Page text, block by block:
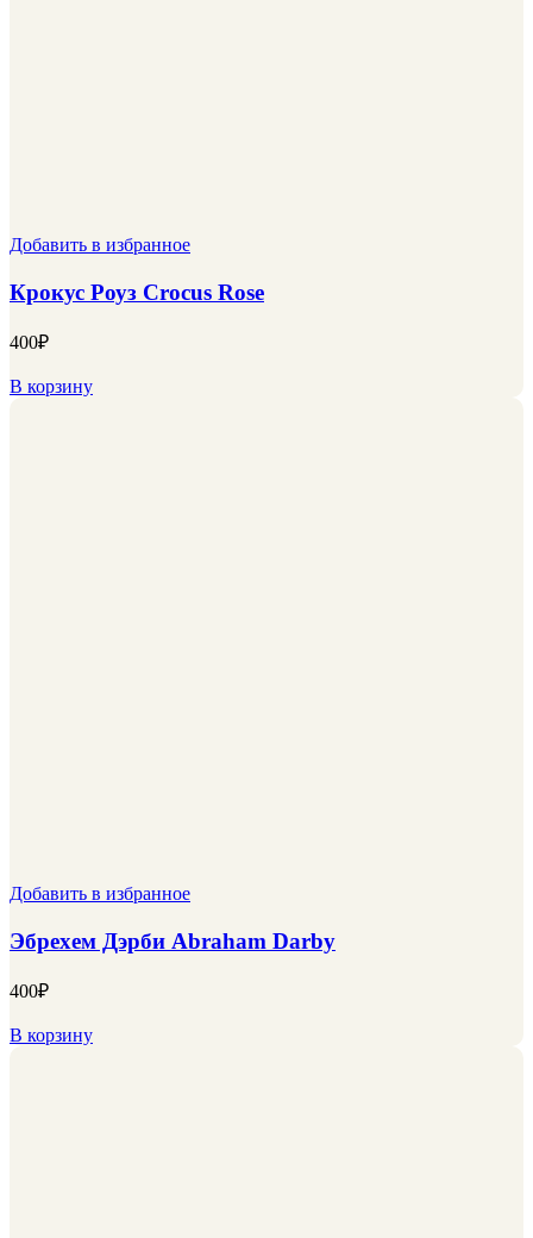
Добавить в избранное
Крокус Роуз Crocus Rose
400₽
В корзину
Добавить в избранное
Эбрехем Дэрби Abraham Darby
400₽
В корзину